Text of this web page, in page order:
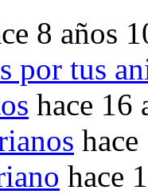
8 años
por tus
hace 16
hace